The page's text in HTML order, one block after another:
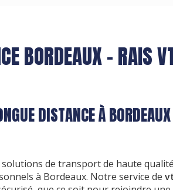
BORDEAUX - RAIS
DISTANCE À
de transport de haute
à Bordeaux. Notre service de